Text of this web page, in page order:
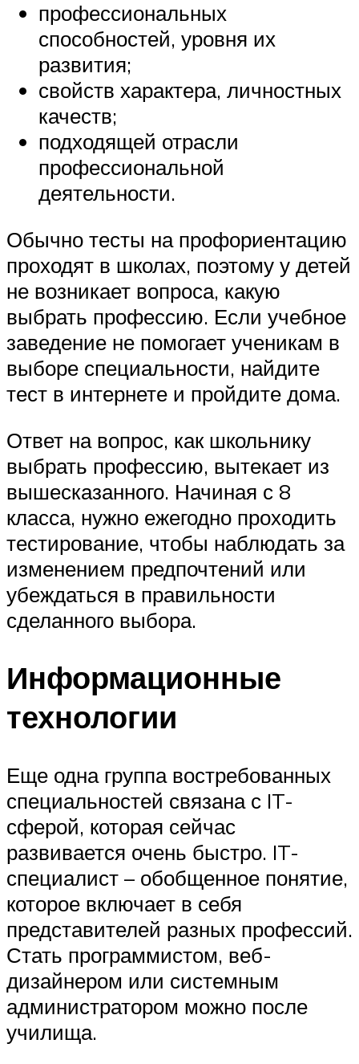
профессиональных
способностей, уровня их
развития;
свойств характера, личностных
качеств;
подходящей отрасли
профессиональной
деятельности.
Обычно тесты на профориентацию
проходят в школах, поэтому у детей
не возникает вопроса, какую
выбрать профессию. Если учебное
заведение не помогает ученикам в
выборе специальности, найдите
тест в интернете и пройдите дома.
Ответ на вопрос, как школьнику
выбрать профессию, вытекает из
вышесказанного. Начиная с 8
класса, нужно ежегодно проходить
тестирование, чтобы наблюдать за
изменением предпочтений или
убеждаться в правильности
сделанного выбора.
Информационные
технологии
Еще одна группа востребованных
специальностей связана с IT-
сферой, которая сейчас
развивается очень быстро. IT-
специалист – обобщенное понятие,
которое включает в себя
представителей разных профессий.
Стать программистом, веб-
дизайнером или системным
администратором можно после
училища.